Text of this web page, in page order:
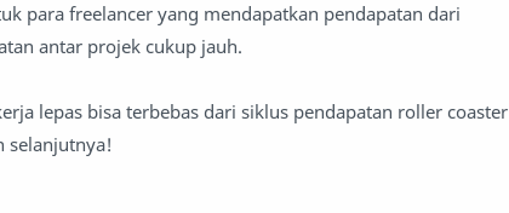
para freelancer yang mendapatkan pendapatan dari
antar projek cukup jauh.
lepas bisa terbebas dari siklus pendapatan roller coaster
selanjutnya!